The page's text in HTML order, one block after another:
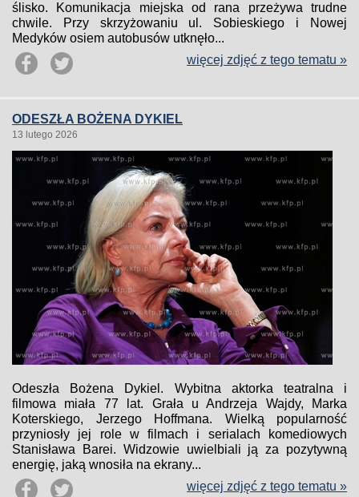
ślisko. Komunikacja miejska od rana przeżywa trudne
chwile. Przy skrzyżowaniu ul. Sobieskiego i Nowej
Medyków osiem autobusów utknęło...
więcej zdjęć z tego tematu »
ODESZŁA BOŻENA DYKIEL
13 lutego 2026
Odeszła Bożena Dykiel. Wybitna aktorka teatralna i
filmowa miała 77 lat. Grała u Andrzeja Wajdy, Marka
Koterskiego, Jerzego Hoffmana. Wielką popularność
przyniosły jej role w filmach i serialach komediowych
Stanisława Barei. Widzowie uwielbiali ją za pozytywną
energię, jaką wnosiła na ekrany...
więcej zdjęć z tego tematu »